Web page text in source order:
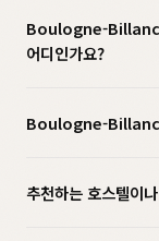
Boulogne-
어디인가요?
Boulogne-
추천하는 호스텔이